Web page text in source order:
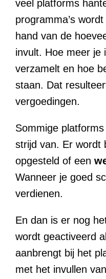
veel platforms
programma’s
hand van de
invult. Hoe meer je
verzamelt en hoe
staan. Dat
vergoedingen.
Sommige
strijd van. Er wordt
opgesteld of een
Wanneer je goed
verdienen.
En dan is er nog
wordt geactiveerd
aanbrengt bij het
met het invullen